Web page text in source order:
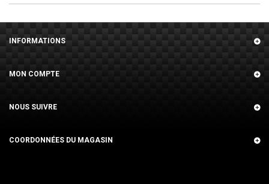
INFORMATIONS
MON COMPTE
NOUS SUIVRE
COORDONNÉES DU MAGASIN